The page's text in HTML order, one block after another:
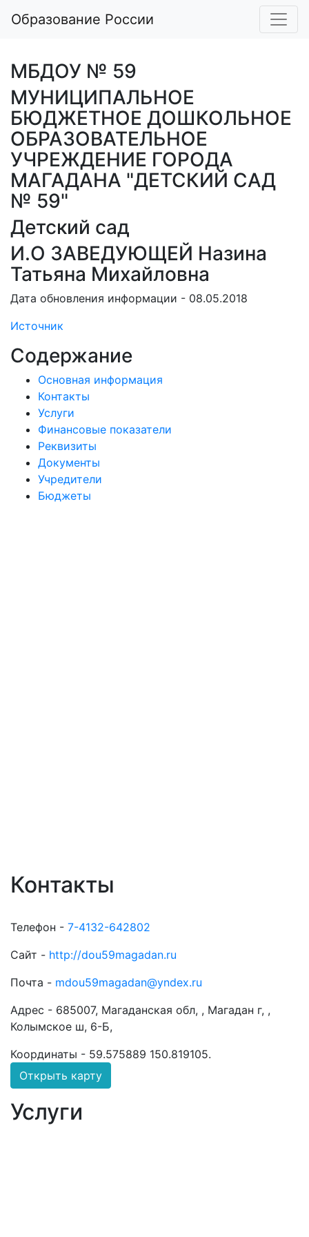
Образование России
МБДОУ № 59
МУНИЦИПАЛЬНОЕ
БЮДЖЕТНОЕ ДОШКОЛЬНОЕ
ОБРАЗОВАТЕЛЬНОЕ
УЧРЕЖДЕНИЕ ГОРОДА
МАГАДАНА "ДЕТСКИЙ САД
№ 59"
Детский сад
И.О ЗАВЕДУЮЩЕЙ Назина
Татьяна Михайловна
Дата обновления информации - 08.05.2018
Источник
Содержание
Основная информация
Контакты
Услуги
Финансовые показатели
Реквизиты
Документы
Учредители
Бюджеты
Контакты
Телефон - 7-4132-642802
Сайт - http://dou59magadan.ru
Почта - mdou59magadan@yndex.ru
Адрес - 685007, Магаданская обл, , Магадан г, ,
Колымское ш, 6-Б,
Координаты - 59.575889 150.819105.
Открыть карту
Услуги